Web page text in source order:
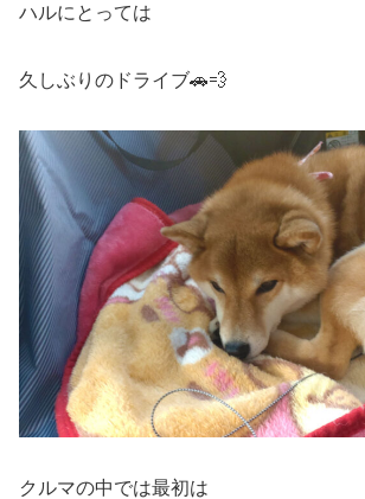
ハルにとっては
久しぶりのドライブ🚗💨
クルマの中では最初は